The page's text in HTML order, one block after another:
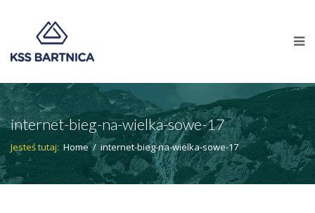
internet-bieg-na-wielka-sowe-17
Jesteś tutaj: Home / internet-bieg-na-wielka-sowe-17